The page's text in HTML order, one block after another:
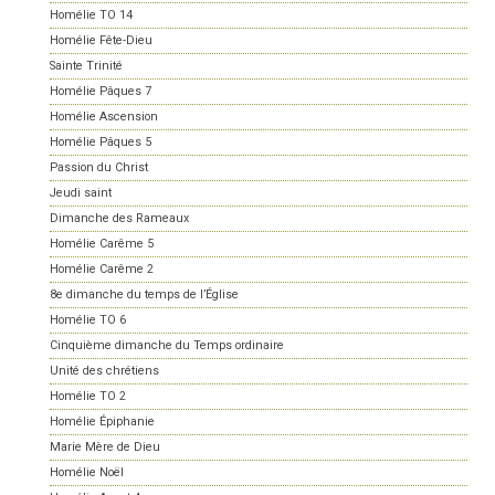
Homélie TO 14
Homélie Fête-Dieu
Sainte Trinité
Homélie Pâques 7
Homélie Ascension
Homélie Pâques 5
Passion du Christ
Jeudi saint
Dimanche des Rameaux
Homélie Carême 5
Homélie Carême 2
8e dimanche du temps de l’Église
Homélie TO 6
Cinquième dimanche du Temps ordinaire
Unité des chrétiens
Homélie TO 2
Homélie Épiphanie
Marie Mère de Dieu
Homélie Noël